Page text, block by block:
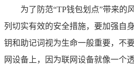
为了防范“TP钱包划点”带来的
列切实有效的安全措施，要加强自
钥和助记词视为生命一般重要，不
网设备上，因为联网设备就像一个